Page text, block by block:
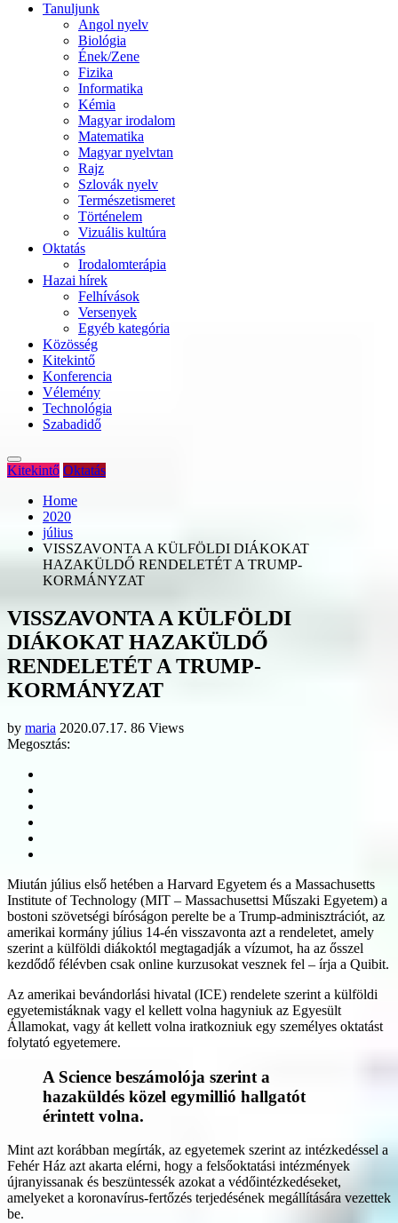
Tanuljunk
Angol nyelv
Biológia
Ének/Zene
Fizika
Informatika
Kémia
Magyar irodalom
Matematika
Magyar nyelvtan
Rajz
Szlovák nyelv
Természetismeret
Történelem
Vizuális kultúra
Oktatás
Irodalomterápia
Hazai hírek
Felhívások
Versenyek
Egyéb kategória
Közösség
Kitekintő
Konferencia
Vélemény
Technológia
Szabadidő
Kitekintő Oktatás
Home
2020
július
VISSZAVONTA A KÜLFÖLDI DIÁKOKAT
HAZAKÜLDŐ RENDELETÉT A TRUMP-
KORMÁNYZAT
VISSZAVONTA A KÜLFÖLDI
DIÁKOKAT HAZAKÜLDŐ
RENDELETÉT A TRUMP-
KORMÁNYZAT
by maria 2020.07.17. 86 Views
Megosztás:
Miután július első hetében a Harvard Egyetem és a Massachusetts
Institute of Technology (MIT – Massachusettsi Műszaki Egyetem) a
bostoni szövetségi bíróságon perelte be a Trump-adminisztrációt, az
amerikai kormány július 14-én visszavonta azt a rendeletet, amely
szerint a külföldi diákoktól megtagadják a vízumot, ha az ősszel
kezdődő félévben csak online kurzusokat vesznek fel – írja a Quibit.
Az amerikai bevándorlási hivatal (ICE) rendelete szerint a külföldi
egyetemistáknak vagy el kellett volna hagyniuk az Egyesült
Államokat, vagy át kellett volna iratkozniuk egy személyes oktatást
folytató egyetemere.
A Science beszámolója szerint a
hazaküldés közel egymillió hallgatót
érintett volna.
Mint azt korábban megírták, az egyetemek szerint az intézkedéssel a
Fehér Ház azt akarta elérni, hogy a felsőoktatási intézmények
újranyissanak és beszüntessék azokat a védőintézkedéseket,
amelyeket a koronavírus-fertőzés terjedésének megállítására vezettek
be.